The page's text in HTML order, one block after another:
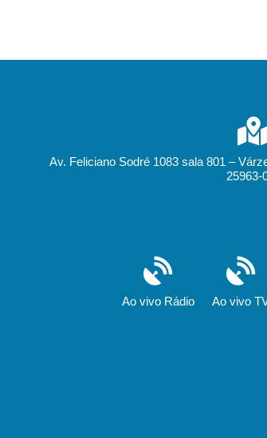
Av. Feliciano Sodré 1083 sala 801 –
25963-
Ao vivo Rádio Ao vivo